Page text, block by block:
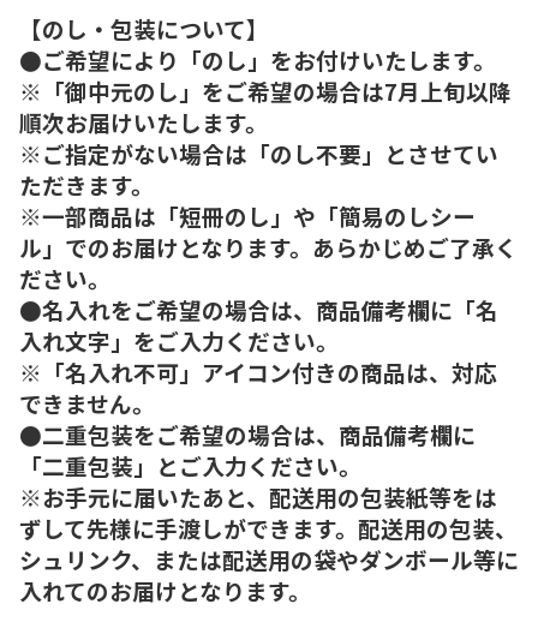
【のし・包装について】
●ご希望により「のし」をお付けいたします。
※「御中元のし」をご希望の場合は7月上旬以降
順次お届けいたします。
※ご指定がない場合は「のし不要」とさせてい
ただきます。
※一部商品は「短冊のし」や「簡易のしシー
ル」でのお届けとなります。あらかじめご了承く
ださい。
●名入れをご希望の場合は、商品備考欄に「名
入れ文字」をご入力ください。
※「名入れ不可」アイコン付きの商品は、対応
できません。
●二重包装をご希望の場合は、商品備考欄に
「二重包装」とご入力ください。
※お手元に届いたあと、配送用の包装紙等をは
ずして先様に手渡しができます。配送用の包装、
シュリンク、または配送用の袋やダンボール等に
入れてのお届けとなります。